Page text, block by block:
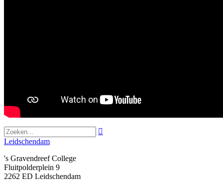

Leidschendam
's Gravendreef College
Fluitpolderplein 9
2262 ED Leidschendam